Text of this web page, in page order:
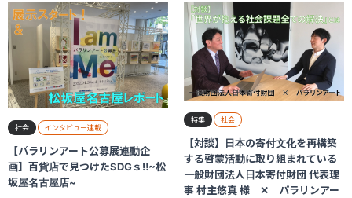
社会 インタビュー連載
【パラリンアート公募展連動企
画】百貨店で見つけたSDGｓ‼~松
坂屋名古屋店~
特集 社会
【対談】日本の寄付文化を再構築
する啓蒙活動に取り組まれている
一般財団法人日本寄付財団 代表理
事 村主悠真 様 ✕ パラリンアー